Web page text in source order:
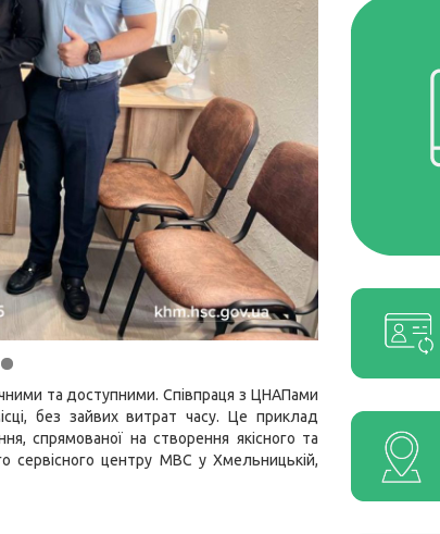
та доступними. Співпраця з ЦНАПами
без зайвих витрат часу. Це приклад
спрямованої на створення якісного та
сервісного центру МВС у Хмельницькій,